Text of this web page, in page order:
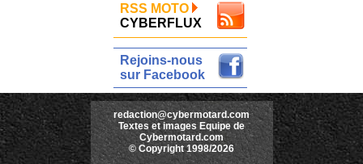
RSS MOTO
CYBERFLUX
Rejoins-nous
sur Facebook
redaction@cybermotard.com
Textes et images Equipe de
Cybermotard.com
© Copyright 1998/2026